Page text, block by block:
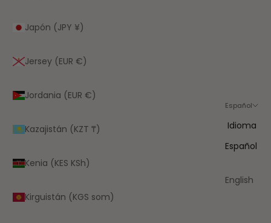
Japón (JPY ¥)
Jersey (EUR €)
Jordania (EUR €)
Kazajistán (KZT ₸)
Kenia (KES KSh)
Kirguistán (KGS som)
Español
Idioma
Español
English